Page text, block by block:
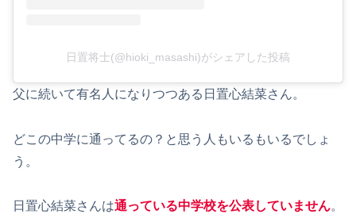
日置将士(@hioki_masashi)がシェアした投稿
父に続いて有名人になりつつある日置心結菜さん。
どこの中学に通ってるの？と思う人もいるもいるでしょ
う。
日置心結菜さんは通っている中学校を公表していません。